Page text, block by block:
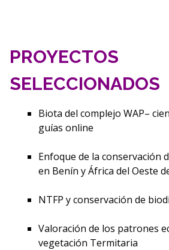
PROYECTOS
SELECCIONADOS
Biota del complejo WAP–
guías online
Enfoque de la conservación
en Benín y África del Oeste
NTFP y conservación de
Valoración de los patrones
vegetación Termitaria